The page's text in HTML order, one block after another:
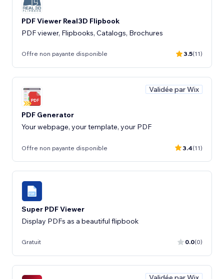
PDF Viewer Real3D Flipbook
PDF viewer, Flipbooks, Catalogs, Brochures
Offre non payante disponible 3.5(11)
Validée par Wix
PDF Generator
Your webpage, your template, your PDF
Offre non payante disponible 3.4(11)
Super PDF Viewer
Display PDFs as a beautiful flipbook
Gratuit 0.0(0)